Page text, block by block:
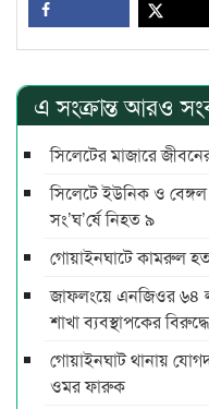
এ সংক্রান্ত আরও
সিলেটের মাজারে
সিলেটে ইউনিক ও
সং’ঘ’র্ষে নিহত ৯
গোয়াইনঘাটে কামরুল
জাফলংয়ে এনজিওর ৬৪
শাখা ব্যবস্থাপকের
গোয়াইনঘাট থানায়
ওমর ফারুক